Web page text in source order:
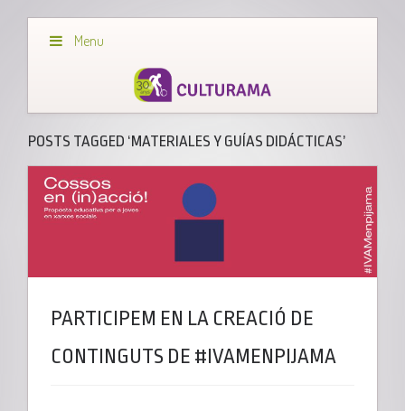
Menu
POSTS TAGGED ‘MATERIALES Y GUÍAS DIDÁCTICAS’
PARTICIPEM EN LA CREACIÓ DE
CONTINGUTS DE #IVAMENPIJAMA